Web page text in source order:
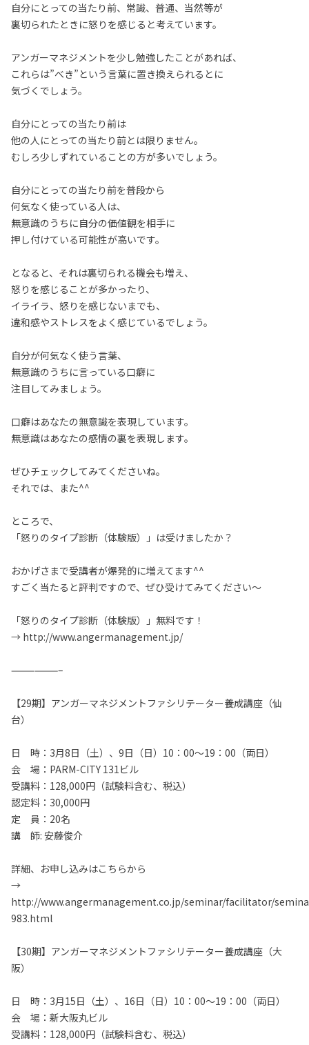
自分にとっての当たり前、常識、普通、当然等が
裏切られたときに怒りを感じると考えています。
アンガーマネジメントを少し勉強したことがあれば、
これらは”べき”という言葉に置き換えられるとに
気づくでしょう。
自分にとっての当たり前は
他の人にとっての当たり前とは限りません。
むしろ少しずれていることの方が多いでしょう。
自分にとっての当たり前を普段から
何気なく使っている人は、
無意識のうちに自分の価値観を相手に
押し付けている可能性が高いです。
となると、それは裏切られる機会も増え、
怒りを感じることが多かったり、
イライラ、怒りを感じないまでも、
違和感やストレスをよく感じているでしょう。
自分が何気なく使う言葉、
無意識のうちに言っている口癖に
注目してみましょう。
口癖はあなたの無意識を表現しています。
無意識はあなたの感情の裏を表現します。
ぜひチェックしてみてくださいね。
それでは、また^^
ところで、
「怒りのタイプ診断（体験版）」は受けましたか？
おかげさまで受講者が爆発的に増えてます^^
すごく当たると評判ですので、ぜひ受けてみてください～
「怒りのタイプ診断（体験版）」無料です！
→ http://www.angermanagement.jp/
——————–
【29期】アンガーマネジメントファシリテーター養成講座（仙
台）
日 時：3月8日（土）、9日（日）10：00～19：00（両日）
会 場：PARM-CITY 131ビル
受講料：128,000円（試験料含む、税込）
認定料：30,000円
定 員：20名
講 師: 安藤俊介
詳細、お申し込みはこちらから
→
http://www.angermanagement.co.jp/seminar/facilitator/
983.html
【30期】アンガーマネジメントファシリテーター養成講座（大
阪）
日 時：3月15日（土）、16日（日）10：00～19：00（両日）
会 場：新大阪丸ビル
受講料：128,000円（試験料含む、税込）